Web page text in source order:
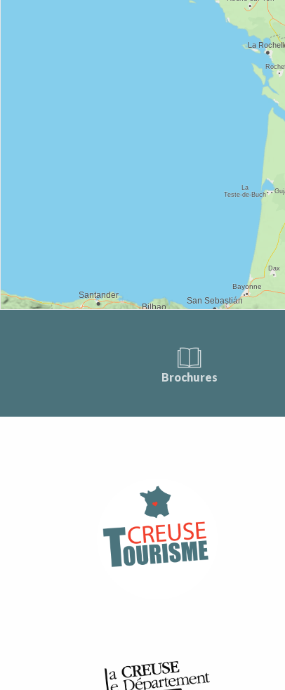
Brochures